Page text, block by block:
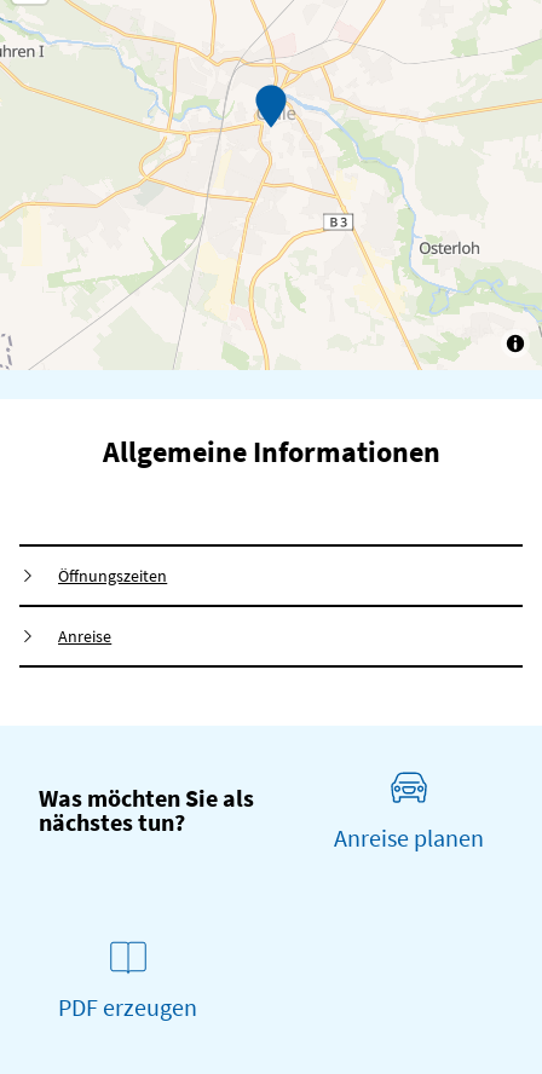
Allgemeine Informationen
Öffnungszeiten
Anreise
Was möchten Sie als
nächstes tun? Anreise planen
PDF erzeugen